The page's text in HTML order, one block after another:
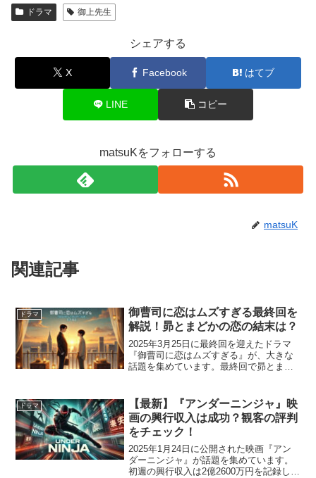
ドラマ 御上先生
シェアする
X Facebook はてブ
LINE コピー
matsuKをフォローする
matsuK
関連記事
ドラマ
御曹司に恋はムズすぎる最終回を
解説！昴とまどかの恋の結末は？
2025年3月25日に最終回を迎えたドラマ
『御曹司に恋はムズすぎる』が、大きな
話題を集めています。最終回で昴とまど
ないでしょうか？この記事では、『御曹
司に恋はムズすぎる...
ドラマ
【最新】『アンダーニンジャ』映
画の興行収入は成功？観客の評判
をチェック！
2025年1月24日に公開された映画『アン
ダーニンジャ』が話題を集めています。
初週の興行収入は2億2600万円を記録し、